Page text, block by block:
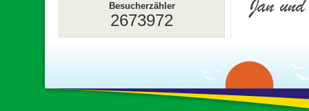
Besucherzähler
2673972